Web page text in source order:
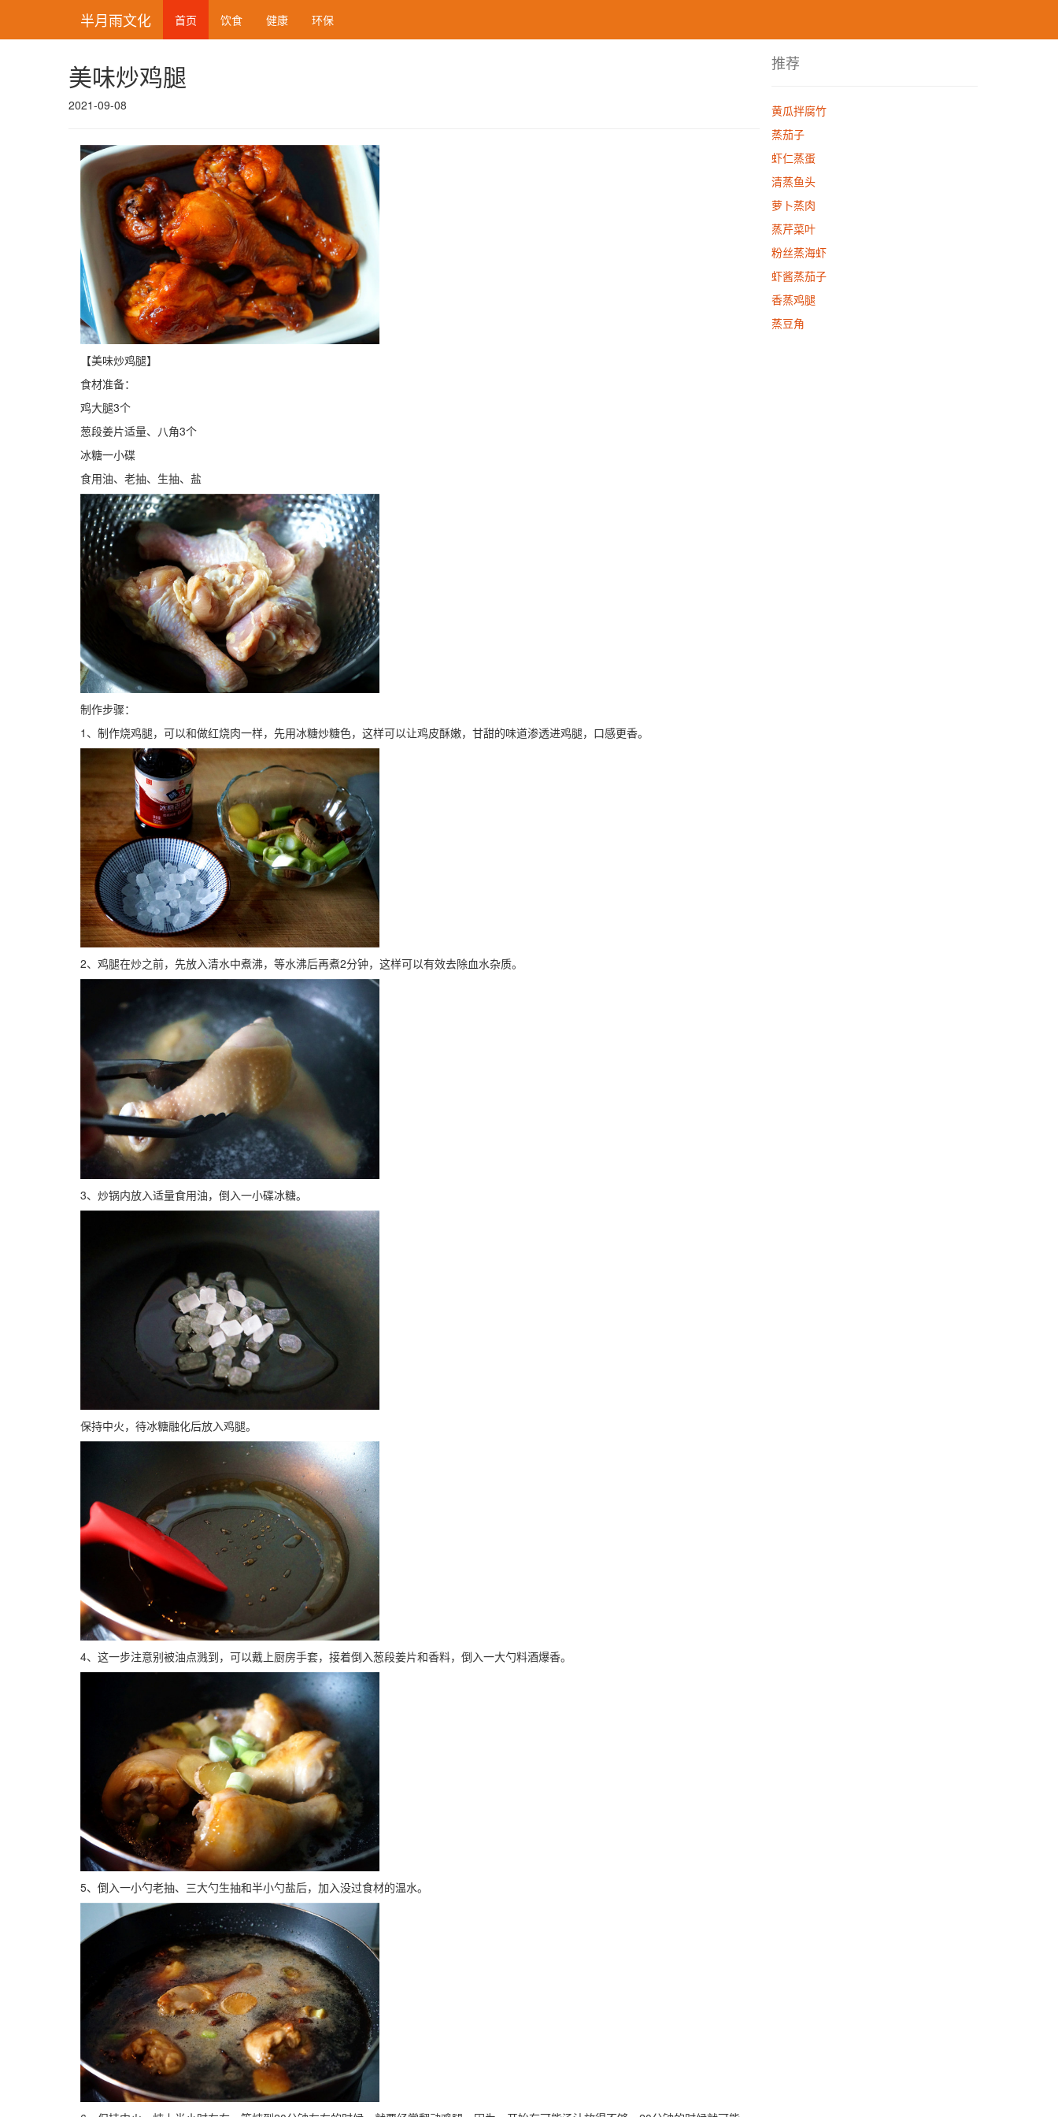
半月雨文化 首页 饮食 健康 环保
美味炒鸡腿
2021-09-08
【美味炒鸡腿】
食材准备：
鸡大腿3个
葱段姜片适量、八角3个
冰糖一小碟
食用油、老抽、生抽、盐
制作步骤：
1、制作烧鸡腿，可以和做红烧肉一样，先用冰糖炒糖色，这样可以让鸡皮酥嫩，甘甜的味道渗透进鸡腿，口感更香。
2、鸡腿在炒之前，先放入清水中煮沸，等水沸后再煮2分钟，这样可以有效去除血水杂质。
3、炒锅内放入适量食用油，倒入一小碟冰糖。
保持中火，待冰糖融化后放入鸡腿。
4、这一步注意别被油点溅到，可以戴上厨房手套，接着倒入葱段姜片和香料，倒入一大勺料酒爆香。
5、倒入一小勺老抽、三大勺生抽和半小勺盐后，加入没过食材的温水。
推荐
黄瓜拌腐竹
蒸茄子
虾仁蒸蛋
清蒸鱼头
萝卜蒸肉
蒸芹菜叶
粉丝蒸海虾
虾酱蒸茄子
香蒸鸡腿
蒸豆角